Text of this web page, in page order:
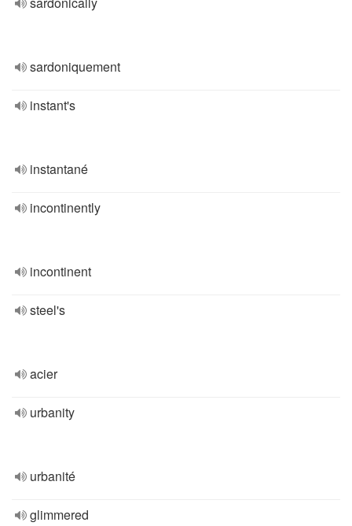
sardoniquement
instant's
instantané
incontinently
incontinent
steel's
acier
urbanity
urbanité
glimmered